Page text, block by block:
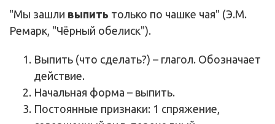
"Мы зашли выпить только по чашке чая" (Э.М.
Ремарк, "Чёрный обелиск").
Выпить (что сделать?) – глагол. Обозначает
действие.
Начальная форма – выпить.
Постоянные признаки: 1 спряжение,